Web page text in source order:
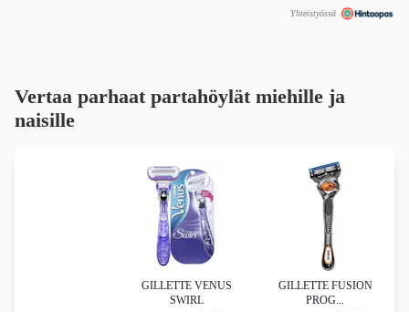
Yhteistyössä
Vertaa parhaat partahöylät miehille ja
naisille
GILLETTE VENUS
SWIRL
GILLETTE FUSION
PROG...